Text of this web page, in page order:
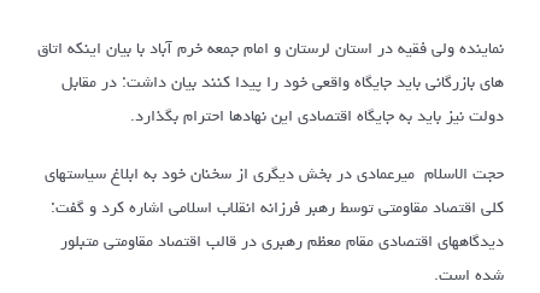
نماینده ولی فقیه در استان لرستان و امام جمعه خرم آباد با بیان اینکه اتاق
های بازرگانی باید جایگاه واقعی خود را پیدا کنند بیان داشت: در مقابل
دولت نیز باید به جایگاه اقتصادی این نهادها احترام بگذارد.
حجت الاسلام میرعمادی در بخش دیگری از سخنان خود به ابلاغ سیاستهای
کلی اقتصاد مقاومتی توسط رهبر فرزانه انقلاب اسلامی اشاره کرد و گفت:
دیدگاههای اقتصادی مقام معظم رهبری در قالب اقتصاد مقاومتی متبلور
شده است.